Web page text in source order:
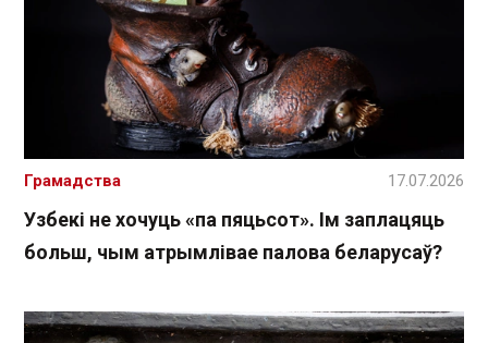
Узбекі не хочуць «па пяцьсот». Ім заплацяць
больш, чым атрымлівае палова беларусаў?
Грамадства 17.07.2026